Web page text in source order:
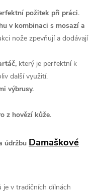
požitek při práci.
v kombinaci s mosazí a
nože zpevňují a dodávají
který je perfektní k
další využití.
výbrusy.
z hovězí kůže.
údržbu Damaškové
v tradičních dílnách